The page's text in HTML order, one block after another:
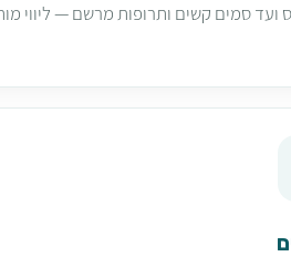
ועד סמים קשים ותרופות מרשם — ליווי